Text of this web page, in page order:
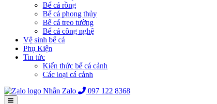
Bể cá rồng
Bể cá phong thủy
Bể cá treo tường
Bể cá công nghệ
Vệ sinh bể cá
Phụ Kiện
Tin tức
Kiến thức bể cá cảnh
Các loại cá cảnh
Nhắn Zalo
097 122 8368